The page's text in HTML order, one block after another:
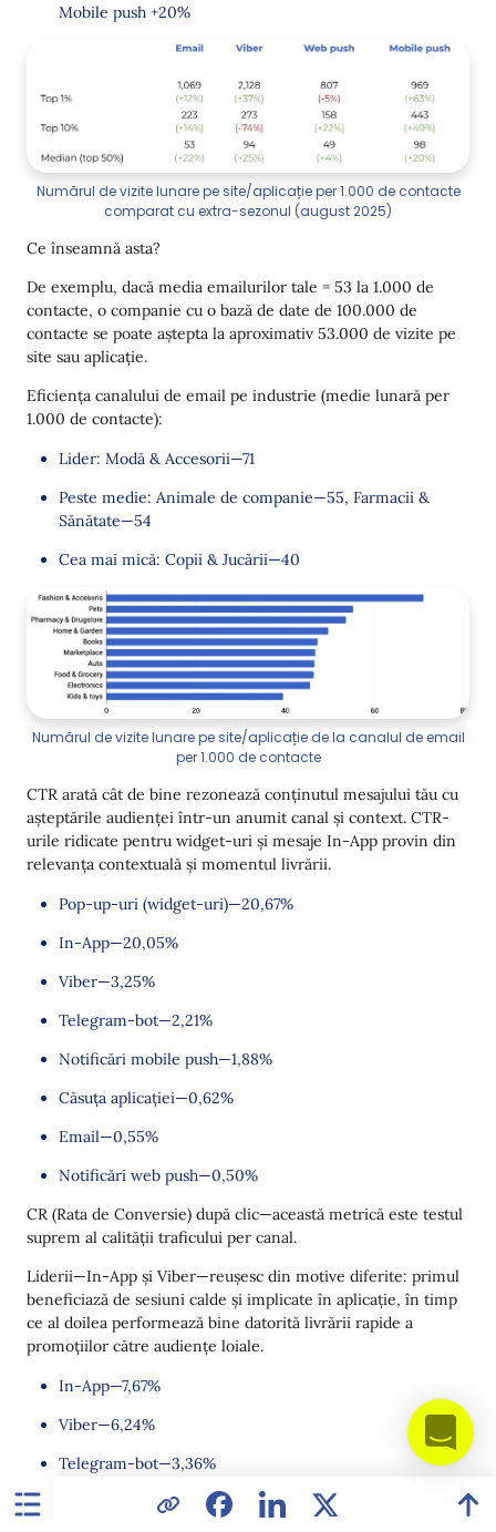
Mobile push +20%
Numărul de vizite lunare pe site/aplicație per 1.000 de contacte
comparat cu extra-sezonul (august 2025)
Ce înseamnă asta?
De exemplu, dacă media emailurilor tale = 53 la 1.000 de
contacte, o companie cu o bază de date de 100.000 de
contacte se poate aștepta la aproximativ 53.000 de vizite pe
site sau aplicație.
Eficiența canalului de email pe industrie (medie lunară per
1.000 de contacte):
Lider: Modă & Accesorii—71
Peste medie: Animale de companie—55, Farmacii &
Sănătate—54
Cea mai mică: Copii & Jucării—40
Numărul de vizite lunare pe site/aplicație de la canalul de email
per 1.000 de contacte
CTR arată cât de bine rezonează conținutul mesajului tău cu
așteptările audienței într-un anumit canal și context. CTR-
urile ridicate pentru widget-uri și mesaje In-App provin din
relevanța contextuală și momentul livrării.
Pop-up-uri (widget-uri)—20,67%
In-App—20,05%
Viber—3,25%
Telegram-bot—2,21%
Notificări mobile push—1,88%
Căsuța aplicației—0,62%
Email—0,55%
Notificări web push—0,50%
CR (Rata de Conversie) după clic—această metrică este testul
suprem al calității traficului per canal.
Liderii—In-App și Viber—reușesc din motive diferite: primul
beneficiază de sesiuni calde și implicate în aplicație, în timp
ce al doilea performează bine datorită livrării rapide a
promoțiilor către audiențe loiale.
In-App—7,67%
Viber—6,24%
Telegram-bot—3,36%